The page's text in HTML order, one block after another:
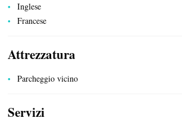
PRODOTTI DEL TERRITORIO
Inglese
Francese
Attrezzatura
Parcheggio vicino
Servizi